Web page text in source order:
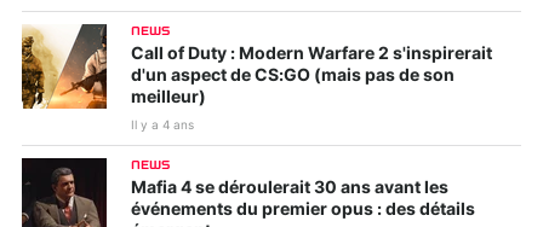
NEWS
Call of Duty : Modern Warfare 2 s'inspirerait
d'un aspect de CS:GO (mais pas de son
meilleur)
Il y a 4 ans
NEWS
Mafia 4 se déroulerait 30 ans avant les
événements du premier opus : des détails